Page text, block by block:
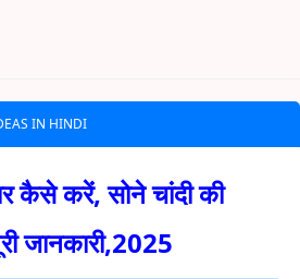
IN HINDI
कैसे करें, सोने चांदी की
जानकारी,2025